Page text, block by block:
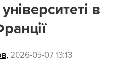
в
, 2026-05-07 13:13